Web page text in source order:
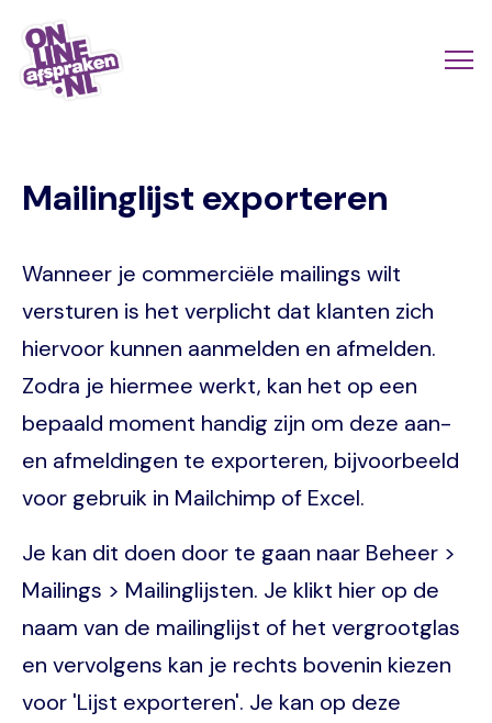
Naar
hoofdinhoud
Mailinglijst exporteren
Wanneer je commerciële mailings wilt
versturen is het verplicht dat klanten zich
hiervoor kunnen aanmelden en afmelden.
Zodra je hiermee werkt, kan het op een
bepaald moment handig zijn om deze aan-
en afmeldingen te exporteren, bijvoorbeeld
voor gebruik in Mailchimp of Excel.
Je kan dit doen door te gaan naar Beheer >
Mailings > Mailinglijsten. Je klikt hier op de
naam van de mailinglijst of het vergrootglas
en vervolgens kan je rechts bovenin kiezen
voor 'Lijst exporteren'. Je kan op deze